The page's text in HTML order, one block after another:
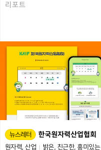
리포트
뉴스레터 한국원자력산업협회
원자력 산업 밝은 친근한 흥미있는